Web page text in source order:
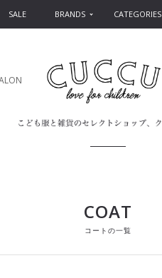
SALE BRANDS CATEGORIES
COAT
コートの一覧